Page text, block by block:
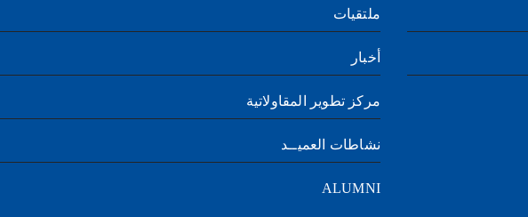
ملتقيات
أخبار
مركز تطوير المقاولاتية
نشاطات العميــد
ALUMNI